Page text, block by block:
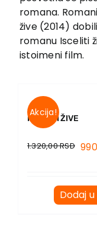
romana.
žive (2014)
romanu Isceliti
istoimeni film.
Akcija!
ISCELITI ŽIVE
1.320,00RSD
Dodaj